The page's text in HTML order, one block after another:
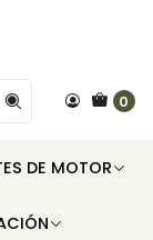
0
DE MOTOR